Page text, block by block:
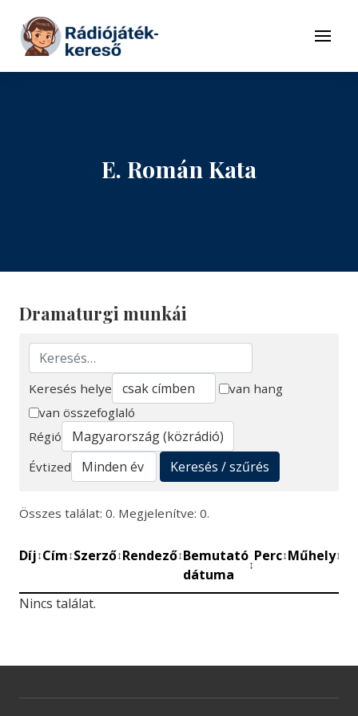
Tovább a tartalomhoz
Menü
E. Román Kata
Dramaturgi munkái
Keresés
Keresés helye
van hang
van összefoglaló
Régió
Évtized
Keresés / szűrés
Összes találat: 0. Megjelenítve: 0.
Díj↕Cím↕Szerző↕Rendező↕Bemutató
dátuma
↕
Perc↕Műhely↕
Nincs találat.